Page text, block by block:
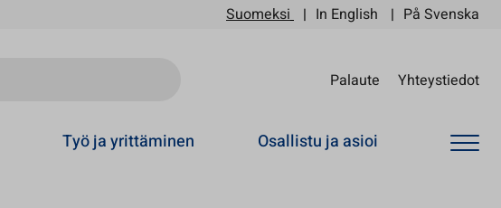
Suomeksi In English På Svenska
Palaute Yhteystiedot
Työ ja yrittäminen Osallistu ja asioi